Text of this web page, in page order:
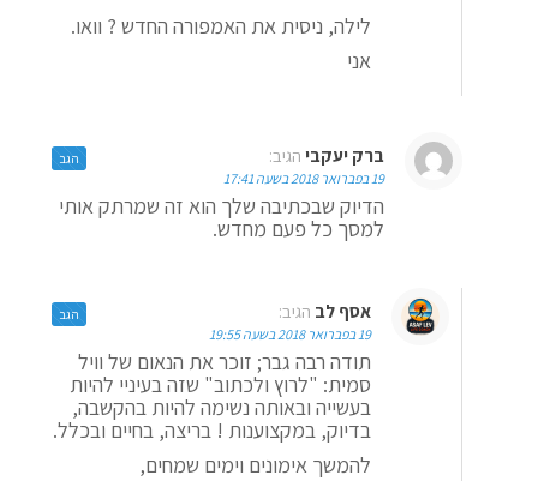
לילה, ניסית את האמפורה החדש ? וואו.
אני
ברק יעקבי הגיב:
19 בפברואר 2018 בשעה 17:41
הדיוק שבכתיבה שלך הוא זה שמרתק אותי
למסך כל פעם מחדש.
הגב
אסף לב הגיב:
19 בפברואר 2018 בשעה 19:55
תודה רבה גבר; זוכר את הנאום של וויל
סמית: "לרוץ ולכתוב" שזה בעיניי להיות
בעשייה ובאותה נשימה להיות בהקשבה,
בדיוק, במקצוענות ! בריצה, בחיים ובכלל.
להמשך אימונים וימים שמחים,
הגב